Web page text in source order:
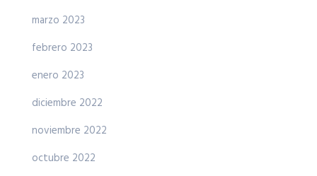
marzo 2023
febrero 2023
enero 2023
diciembre 2022
noviembre 2022
octubre 2022